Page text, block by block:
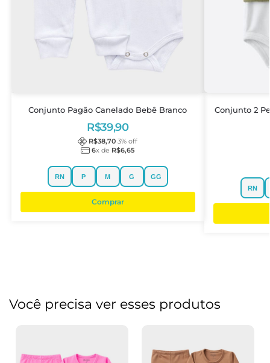
Conjunto Pagão Canelado Bebê Branco
R$39,90
R$38,70 3% off
6x de R$6,65
RN P M G GG
Comprar
Conjunto 2
RN
Você precisa ver esses produtos